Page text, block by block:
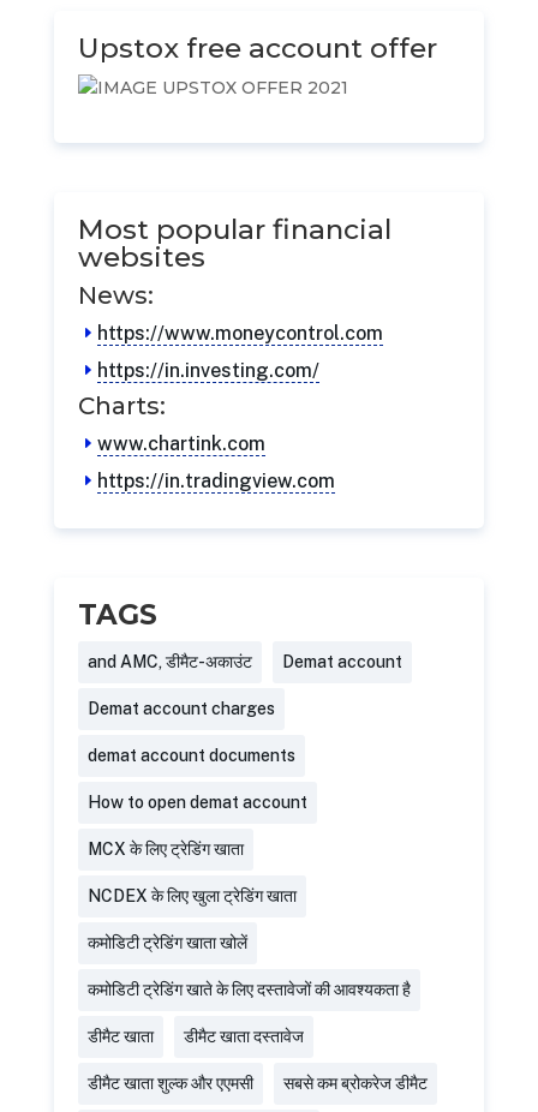
Upstox free account offer
Most popular financial
websites
News:
https://www.moneycontrol.com
https://in.investing.com/
Charts:
www.chartink.com
https://in.tradingview.com
TAGS
and AMC, डीमैट-अकाउंट Demat account
Demat account charges
demat account documents
How to open demat account
MCX के लिए ट्रेडिंग खाता
NCDEX के लिए खुला ट्रेडिंग खाता
कमोडिटी ट्रेडिंग खाता खोलें
कमोडिटी ट्रेडिंग खाते के लिए दस्तावेजों की आवश्यकता है
डीमैट खाता डीमैट खाता दस्तावेज
डीमैट खाता शुल्क और एएमसी सबसे कम ब्रोकरेज डीमैट